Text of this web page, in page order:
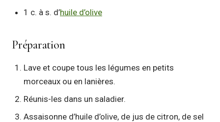
1 c. à s. d’huile d’olive
Préparation
Lave et coupe tous les légumes en petits
morceaux ou en lanières.
Réunis-les dans un saladier.
Assaisonne d’huile d’olive, de jus de citron, de sel